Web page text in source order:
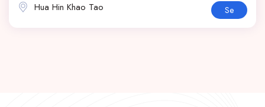
Hua Hin Khao Tao Se